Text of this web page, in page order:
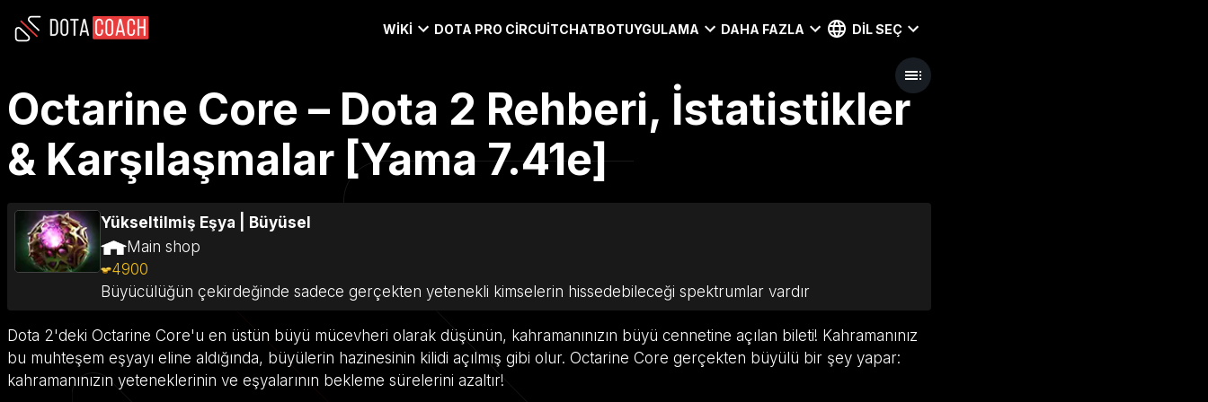
WIKI DOTA PRO CIRCUITCHATBOTUYGULAMA DAHA FAZLA DIL SEÇ
Octarine Core – Dota 2 Rehberi, İstatistikler
& Karşılaşmalar [Yama 7.41e]
Yükseltilmiş Eşya
Büyüsel
Main shop
4900
Büyücülüğün çekirdeğinde sadece gerçekten yetenekli kimselerin hissedebileceği spektrumlar vardır
Dota 2'deki Octarine Core'u en üstün büyü mücevheri olarak düşünün, kahramanınızın büyü cennetine açılan bileti! Kahramanınız
bu muhteşem eşyayı eline aldığında, büyülerin hazinesinin kilidi açılmış gibi olur. Octarine Core gerçekten büyülü bir şey yapar:
kahramanınızın yeteneklerinin ve eşyalarının bekleme sürelerini azaltır!